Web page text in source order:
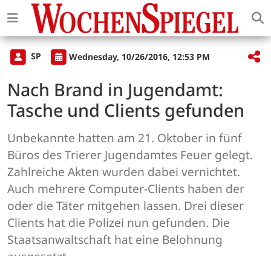
SP Wednesday, 10/26/2016, 12:53 PM
Nach Brand in Jugendamt:
Tasche und Clients gefunden
Unbekannte hatten am 21. Oktober in fünf
Büros des Trierer Jugendamtes Feuer gelegt.
Zahlreiche Akten wurden dabei vernichtet.
Auch mehrere Computer-Clients haben der
oder die Täter mitgehen lassen. Drei dieser
Clients hat die Polizei nun gefunden. Die
Staatsanwaltschaft hat eine Belohnung